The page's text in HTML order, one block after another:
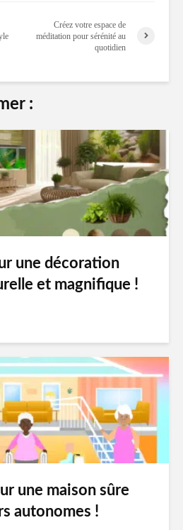
Créez votre espace de
méditation pour sérénité au
quotidien
:
une décoration
et magnifique !
une maison sûre
autonomes !